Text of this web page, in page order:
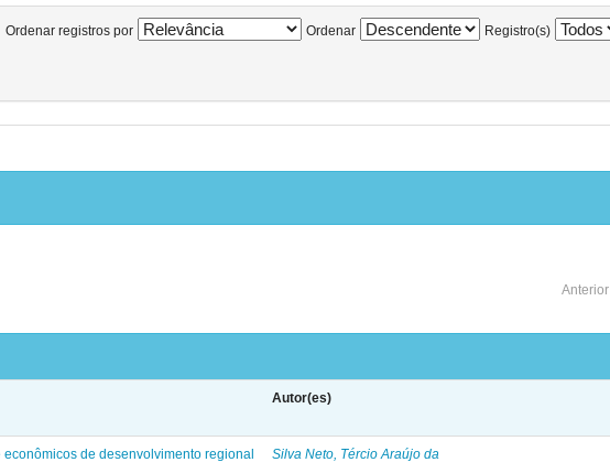
Ordenar registros por Ordenar Registro(s)
Anterior
Autor(es)
de desenvolvimento regional
Silva Neto, Tércio Araújo da